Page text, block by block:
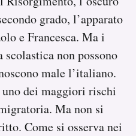
grado, l’apparato
e Francesca. Ma i
non possono
male l’italiano.
dei maggiori rischi
Ma non si
Come si osserva nei